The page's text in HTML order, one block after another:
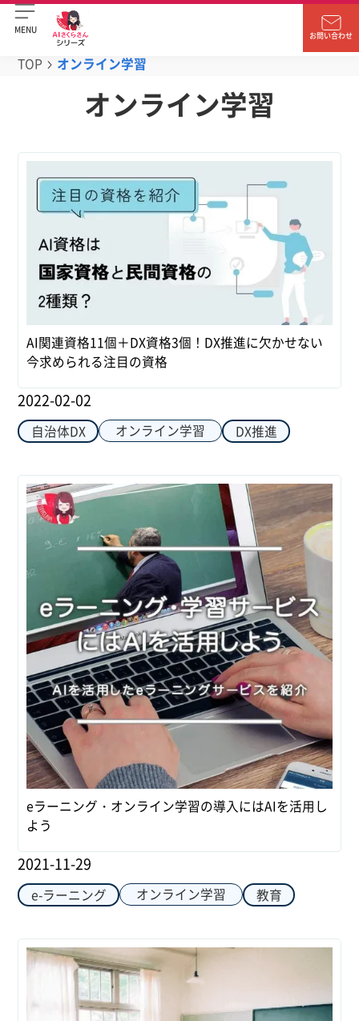
MENU
お問い合わせ
TOP オンライン学習
オンライン学習
AI関連資格11個＋DX資格3個！DX推進に欠かせない
今求められる注目の資格
2022-02-02
自治体DX オンライン学習 DX推進
eラーニング・オンライン学習の導入にはAIを活用し
よう
2021-11-29
e-ラーニング オンライン学習 教育